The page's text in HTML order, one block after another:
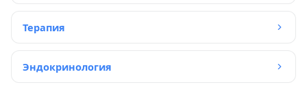
Терапия
Эндокринология